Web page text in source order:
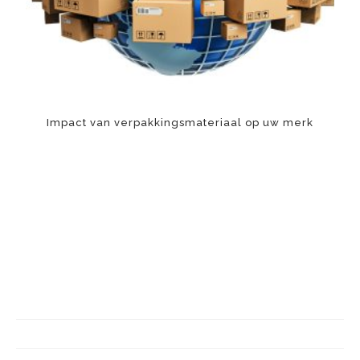
Impact van verpakkingsmateriaal op uw merk